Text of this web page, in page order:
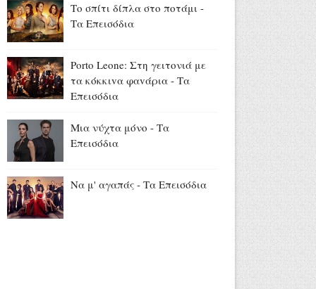
Ιερωσύνης του Οικουμενικού
Πατριάρχου
Το σπίτι δίπλα στο ποτάμι -
Τα Επεισόδια
Porto Leone: Στη γειτονιά με
τα κόκκιvα φαvάρια - Τα
Επεισόδια
Μια νύχτα μόνο - Τα
Επεισόδια
Να μ' αγαπάς - Τα Επεισόδια